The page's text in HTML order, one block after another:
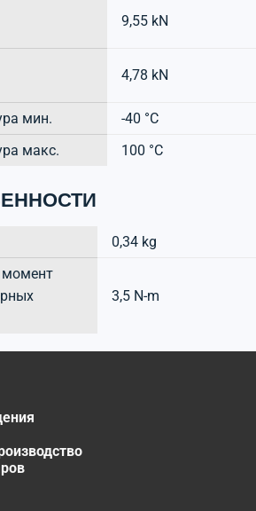
9,55 kN
4,78 kN
мин.
-40 °C
макс.
100 °C
0,34 kg
3,5 N-m